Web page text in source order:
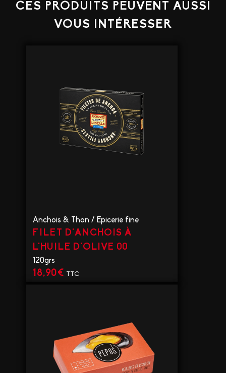
CES PRODUITS PEUVENT AUSSI
VOUS INTÉRESSER
Anchois & Thon / Epicerie fine
FILET D'ANCHOIS À
L'HUILE D'OLIVE 00
120grs
18,90€ TTC